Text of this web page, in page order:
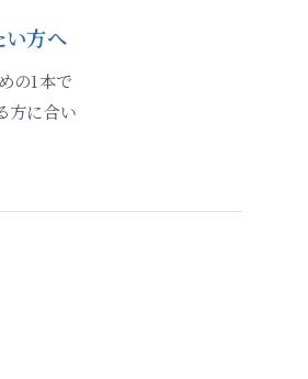
い方へ
の1本で
方に合い